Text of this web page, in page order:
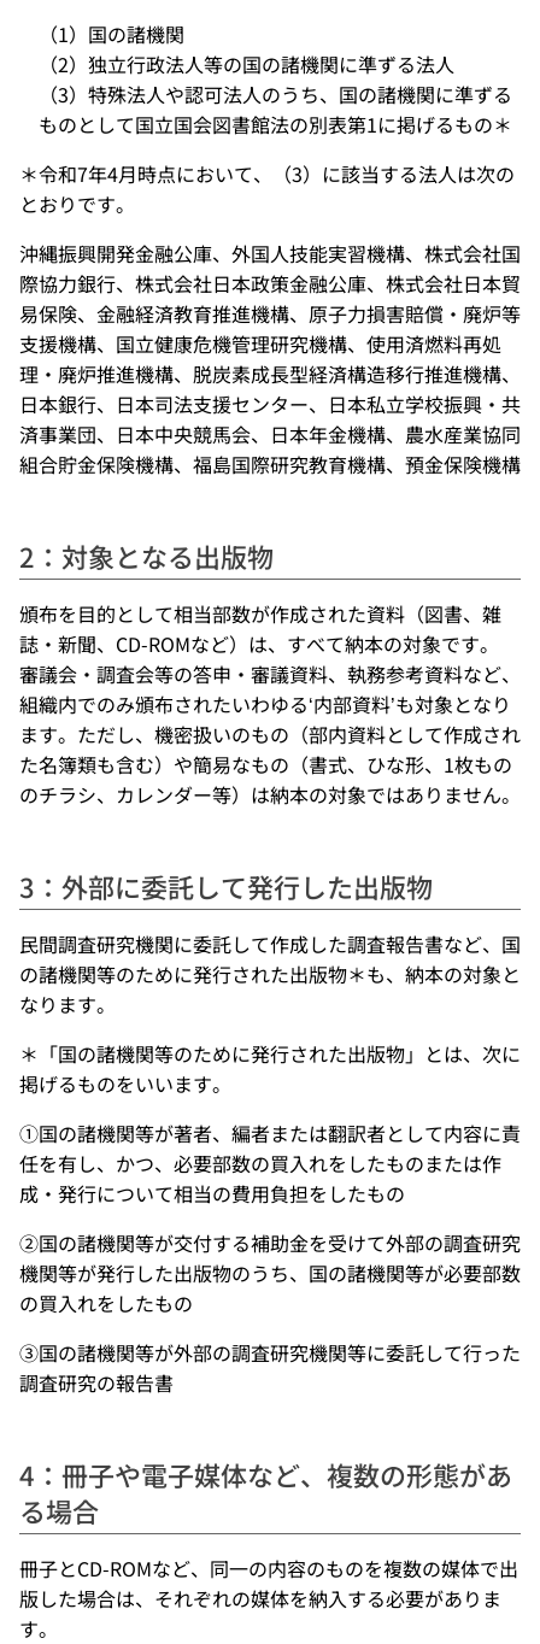
（1）国の諸機関
（2）独立行政法人等の国の諸機関に準ずる法人
（3）特殊法人や認可法人のうち、国の諸機関に準ずる
ものとして国立国会図書館法の別表第1に掲げるもの＊
＊令和7年4月時点において、（3）に該当する法人は次の
とおりです。
沖縄振興開発金融公庫、外国人技能実習機構、株式会社国
際協力銀行、株式会社日本政策金融公庫、株式会社日本貿
易保険、金融経済教育推進機構、原子力損害賠償・廃炉等
支援機構、国立健康危機管理研究機構、使用済燃料再処
理・廃炉推進機構、脱炭素成長型経済構造移行推進機構、
日本銀行、日本司法支援センター、日本私立学校振興・共
済事業団、日本中央競馬会、日本年金機構、農水産業協同
組合貯金保険機構、福島国際研究教育機構、預金保険機構
2：対象となる出版物
頒布を目的として相当部数が作成された資料（図書、雑
誌・新聞、CD-ROMなど）は、すべて納本の対象です。
審議会・調査会等の答申・審議資料、執務参考資料など、
組織内でのみ頒布されたいわゆる‘内部資料’も対象となり
ます。ただし、機密扱いのもの（部内資料として作成され
た名簿類も含む）や簡易なもの（書式、ひな形、1枚もの
のチラシ、カレンダー等）は納本の対象ではありません。
3：外部に委託して発行した出版物
民間調査研究機関に委託して作成した調査報告書など、国
の諸機関等のために発行された出版物＊も、納本の対象と
なります。
＊「国の諸機関等のために発行された出版物」とは、次に
掲げるものをいいます。
①国の諸機関等が著者、編者または翻訳者として内容に責
任を有し、かつ、必要部数の買入れをしたものまたは作
成・発行について相当の費用負担をしたもの
②国の諸機関等が交付する補助金を受けて外部の調査研究
機関等が発行した出版物のうち、国の諸機関等が必要部数
の買入れをしたもの
③国の諸機関等が外部の調査研究機関等に委託して行った
調査研究の報告書
4：冊子や電子媒体など、複数の形態があ
る場合
冊子とCD-ROMなど、同一の内容のものを複数の媒体で出
版した場合は、それぞれの媒体を納入する必要がありま
す。